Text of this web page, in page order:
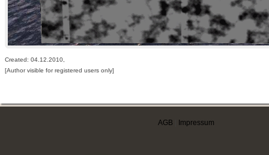
Created: 04.12.2010,
[Author visible for registered users only]
AGB Impressum